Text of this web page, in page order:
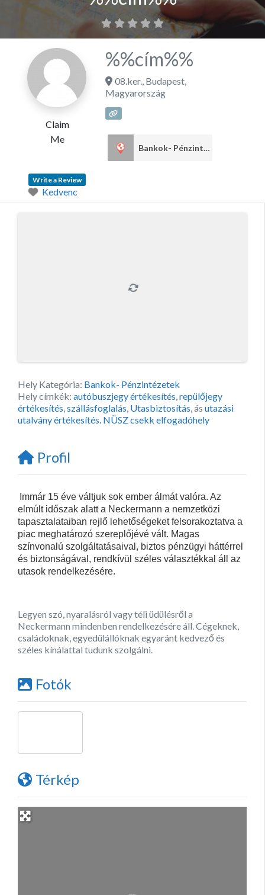
Claim
Me
%%cím%%
08.ker., Budapest,
Magyarország
Bankok- Pénzintézetek
Write a Review
Kedvenc
Hely Kategória: Bankok- Pénzintézetek
Hely címkék: autóbuszjegy értékesítés repülőjegy
értékesítés szállásfoglalás Utasbiztosítás , ás utazási
utalvány értékesítés. NÜSZ csekk elfogadóhely
Profil
Immár 15 éve váltjuk sok ember álmát valóra. Az
elmúlt időszak alatt a Neckermann a nemzetközi
tapasztalataiban rejlő lehetőségeket felsorakoztatva a
piac meghatározó szereplőjévé vált. Magas
színvonalú szolgáltatásaival, biztos pénzügyi háttérrel
és biztonságával, rendkívül széles választékkal áll az
utasok rendelkezésére.
Legyen szó, nyaralásról vagy téli üdülésről a
Neckermann mindenben rendelkezésére áll. Cégeknek,
családoknak, egyedülállóknak egyaránt kedvező és
széles kínálattal tudunk szolgálni.
Fotók
Térkép